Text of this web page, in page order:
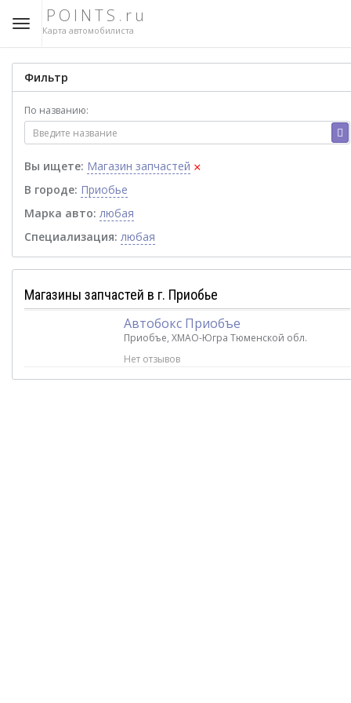
POINTS.ru
Карта автомобилиста
Фильтр
По названию:
Вы ищете: Магазин запчастей ×
В городе: Приобье
Марка авто: любая
Специализация: любая
Магазины запчастей в г. Приобье
Автобокс Приобъе
Приобъе, ХМАО-Югра Тюменской обл.
Нет отзывов